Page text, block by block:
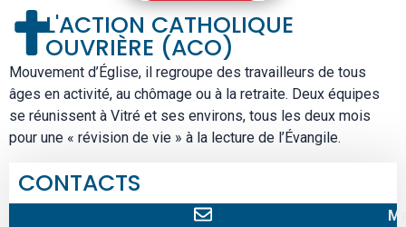
L'ACTION CATHOLIQUE
OUVRIÈRE (ACO)
Mouvement d’Église, il regroupe des travailleurs de tous
âges en activité, au chômage ou à la retraite. Deux équipes
se réunissent à Vitré et ses environs, tous les deux mois
pour une « révision de vie » à la lecture de l’Évangile.
CONTACTS